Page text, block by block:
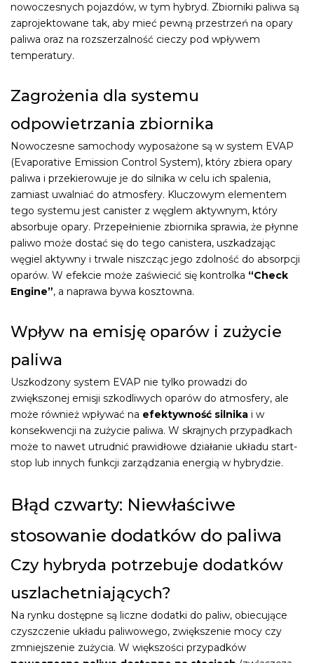
nowoczesnych pojazdów, w tym hybryd. Zbiorniki paliwa są
zaprojektowane tak, aby mieć pewną przestrzeń na opary
paliwa oraz na rozszerzalność cieczy pod wpływem
temperatury.
Zagrożenia dla systemu
odpowietrzania zbiornika
Nowoczesne samochody wyposażone są w system EVAP
(Evaporative Emission Control System), który zbiera opary
paliwa i przekierowuje je do silnika w celu ich spalenia,
zamiast uwalniać do atmosfery. Kluczowym elementem
tego systemu jest canister z węglem aktywnym, który
absorbuje opary. Przepełnienie zbiornika sprawia, że płynne
paliwo może dostać się do tego canistera, uszkadzając
węgiel aktywny i trwale niszcząc jego zdolność do absorpcji
oparów. W efekcie może zaświecić się kontrolka “Check
Engine”, a naprawa bywa kosztowna.
Wpływ na emisję oparów i zużycie
paliwa
Uszkodzony system EVAP nie tylko prowadzi do
zwiększonej emisji szkodliwych oparów do atmosfery, ale
może również wpływać na efektywność silnika i w
konsekwencji na zużycie paliwa. W skrajnych przypadkach
może to nawet utrudnić prawidłowe działanie układu start-
stop lub innych funkcji zarządzania energią w hybrydzie.
Błąd czwarty: Niewłaściwe
stosowanie dodatków do paliwa
Czy hybryda potrzebuje dodatków
uszlachetniających?
Na rynku dostępne są liczne dodatki do paliw, obiecujące
czyszczenie układu paliwowego, zwiększenie mocy czy
zmniejszenie zużycia. W większości przypadków